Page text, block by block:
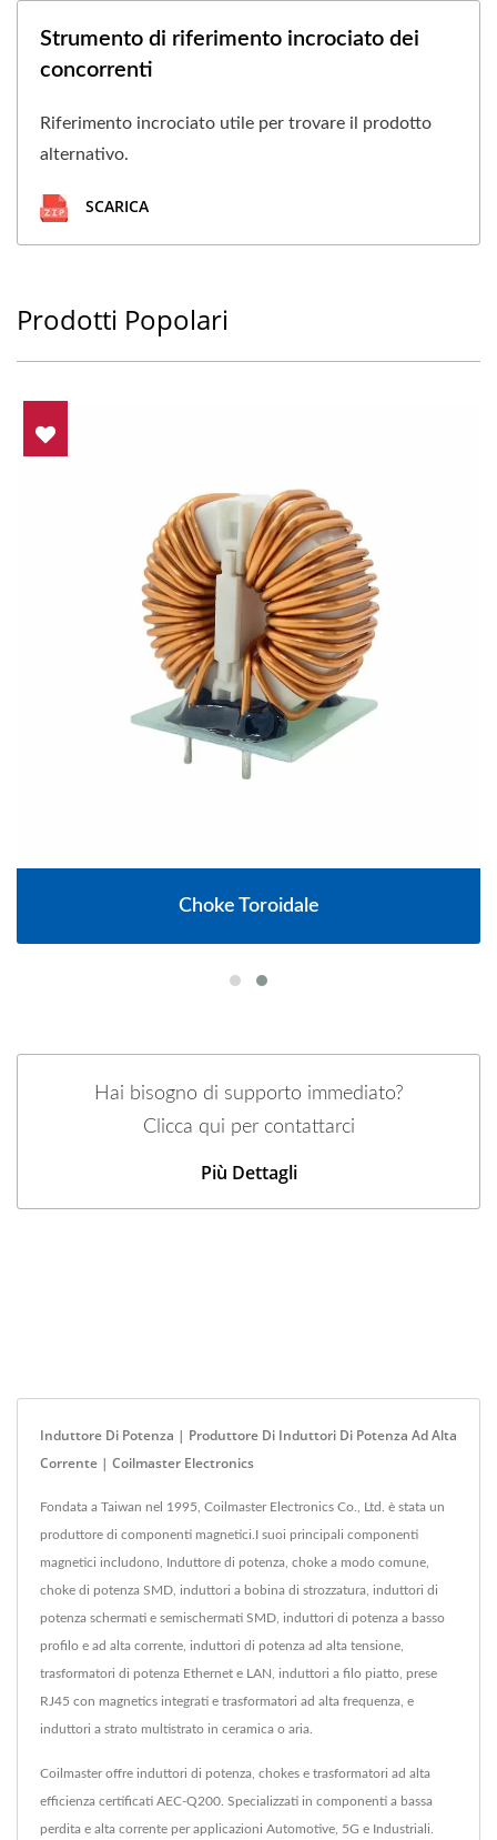
Strumento di riferimento incrociato dei
concorrenti
Riferimento incrociato utile per trovare il prodotto
alternativo.
SCARICA
Prodotti Popolari
Choke Toroidale
Hai bisogno di supporto immediato?
Clicca qui per contattarci
Più Dettagli
Induttore Di Potenza | Produttore Di Induttori Di Potenza Ad Alta
Corrente | Coilmaster Electronics
Fondata a Taiwan nel 1995, Coilmaster Electronics Co., Ltd. è stata un
produttore di componenti magnetici.I suoi principali componenti
magnetici includono, Induttore di potenza, choke a modo comune,
choke di potenza SMD, induttori a bobina di strozzatura, induttori di
potenza schermati e semischermati SMD, induttori di potenza a basso
profilo e ad alta corrente, induttori di potenza ad alta tensione,
trasformatori di potenza Ethernet e LAN, induttori a filo piatto, prese
RJ45 con magnetics integrati e trasformatori ad alta frequenza, e
induttori a strato multistrato in ceramica o aria.
Coilmaster offre induttori di potenza, chokes e trasformatori ad alta
efficienza certificati AEC-Q200. Specializzati in componenti a bassa
perdita e alta corrente per applicazioni Automotive, 5G e Industriali.